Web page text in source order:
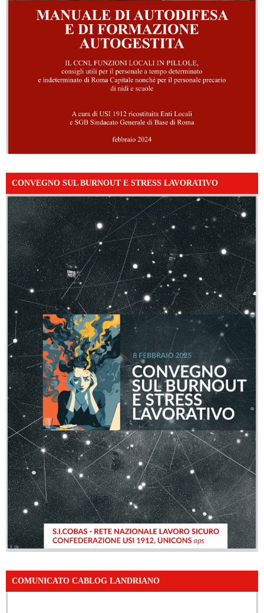
CONVEGNO SUL BURNOUT E STRESS LAVORATIVO
COMUNICATO CABLOG LANDRIANO